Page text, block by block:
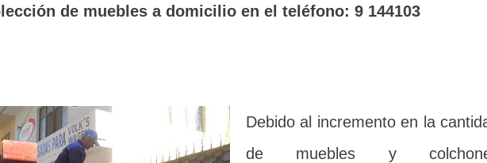
de muebles a domicilio en el teléfono: 9 144103
Debido al incremento en la
de muebles y